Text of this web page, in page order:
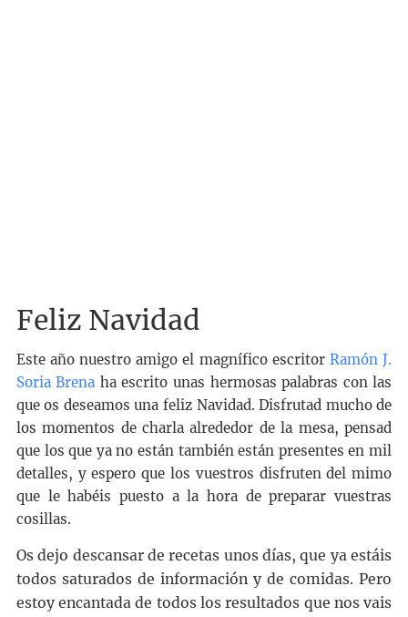
Feliz Navidad
Este año nuestro amigo el magnífico escritor Ramón J.
Soria Brena ha escrito unas hermosas palabras con las
que os deseamos una feliz Navidad. Disfrutad mucho de
los momentos de charla alrededor de la mesa, pensad
que los que ya no están también están presentes en mil
detalles, y espero que los vuestros disfruten del mimo
que le habéis puesto a la hora de preparar vuestras
cosillas.
Os dejo descansar de recetas unos días, que ya estáis
todos saturados de información y de comidas. Pero
estoy encantada de todos los resultados que nos vais